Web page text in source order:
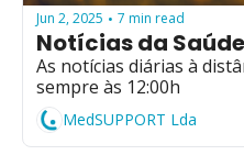
Jun 2, 2025 • 7 min read
Notícias da
As notícias diárias à
sempre às 12:00h
MedSUPPORT Lda